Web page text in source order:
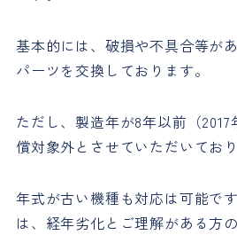
基本的には、破損や不具合等が
パーツを交換しております。
ただし、製造年が8年以前（
償対象外とさせていただいており
年式が古い機種も対応は可能で
は、経年劣化とご理解がある方